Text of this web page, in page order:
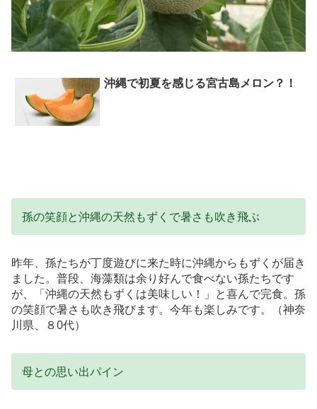
沖縄で初夏を感じる宮古島メロン？！
孫の笑顔と沖縄の天然もずくで暑さも吹き飛ぶ
昨年、孫たちが丁度遊びに来た時に沖縄からもずくが届き
ました。普段、海藻類は余り好んで食べない孫たちです
が、「沖縄の天然もずくは美味しい！」と喜んで完食。孫
の笑顔で暑さも吹き飛びます。今年も楽しみです。（神奈
川県、８0代）
母との思い出パイン